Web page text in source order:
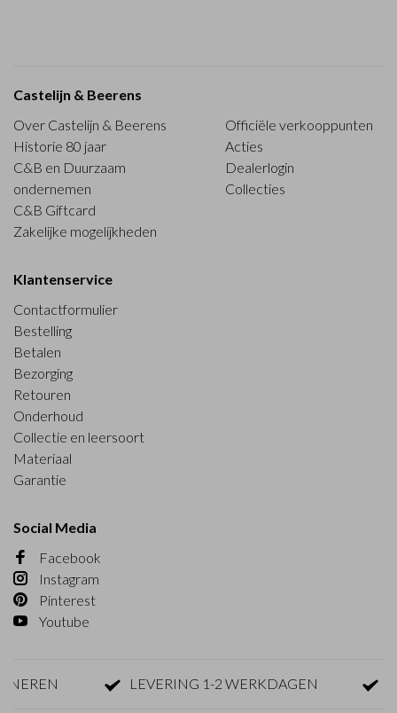
Castelijn & Beerens
Over Castelijn & Beerens
Historie 80 jaar
C&B en Duurzaam
ondernemen
C&B Giftcard
Zakelijke mogelijkheden
Officiële verkooppunten
Acties
Dealerlogin
Collecties
Klantenservice
Contactformulier
Bestelling
Betalen
Bezorging
Retouren
Onderhoud
Collectie en leersoort
Materiaal
Garantie
Social Media
Facebook
Instagram
Pinterest
Youtube
LEVERING 1-2 WERKDAGEN